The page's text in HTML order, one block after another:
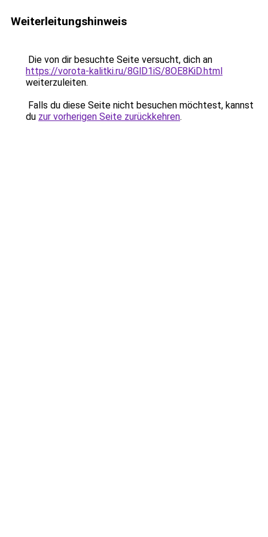
Weiterleitungshinweis
Die von dir besuchte Seite versucht, dich an
https://vorota-kalitki.ru/8GlD1iS/8OE8KiD.html
weiterzuleiten.
Falls du diese Seite nicht besuchen möchtest, kannst
du zur vorherigen Seite zurückkehren.